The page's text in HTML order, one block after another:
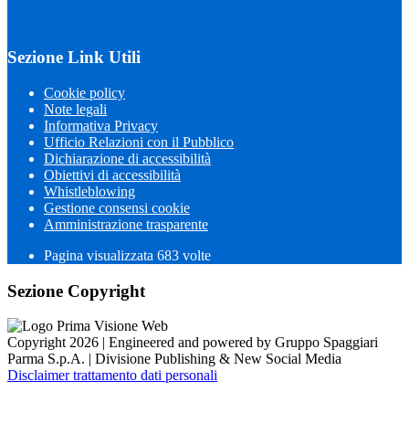
Sezione Link Utili
Cookie policy
Note legali
Informativa Privacy
Ufficio Relazioni con il Pubblico
Dichiarazione di accessibilità
Obiettivi di accessibilità
Whistleblowing
Gestione consensi cookie
Amministrazione trasparente
Pagina visualizzata 683 volte
Sezione Copyright
Copyright 2026 | Engineered and powered by Gruppo Spaggiari
Parma S.p.A. | Divisione Publishing & New Social Media
Disclaimer trattamento dati personali